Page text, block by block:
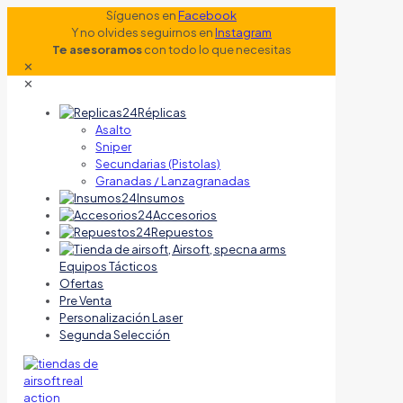
Síguenos enFacebook
Y no olvides seguirnos enInstagram
Te asesoramoscon todo lo que necesitas
✕
✕
Réplicas
Asalto
Sniper
Secundarias (Pistolas)
Granadas / Lanzagranadas
Insumos
Accesorios
Repuestos
Equipos Tácticos
Ofertas
Pre Venta
Personalización Laser
Segunda Selección